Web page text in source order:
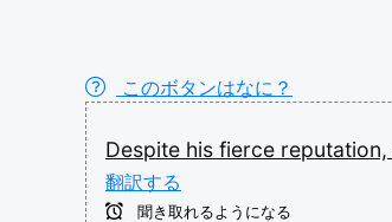
このボタンはなに？
Despite his fierce reputation,
翻訳する
聞き取れるようになる